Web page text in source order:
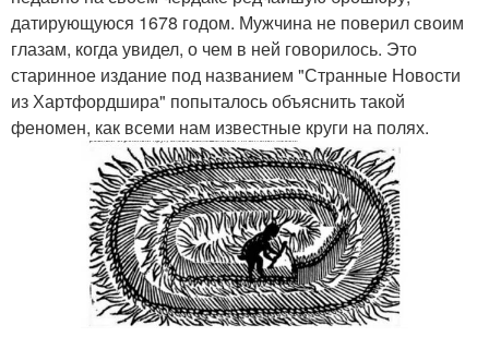
датирующуюся 1678 годом. Мужчина не поверил своим
глазам, когда увидел, о чем в ней говорилось. Это
старинное издание под названием "Странные Новости
из Хартфордшира" попыталось объяснить такой
феномен, как всеми нам известные круги на полях.